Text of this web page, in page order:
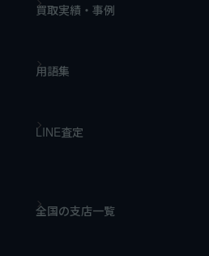
買取実績・事例
用語集
LINE査定
全国の支店一覧